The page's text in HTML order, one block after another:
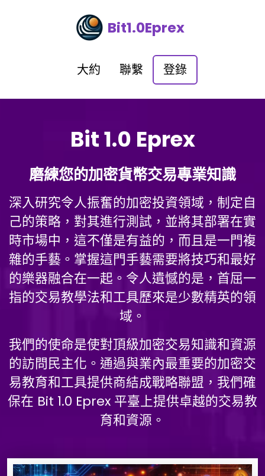
Bit1.0Eprex
大約 聯繫 登錄
Bit 1.0 Eprex
磨練您的加密貨幣交易專業知識
深入研究令人振奮的加密投資領域，制定自
己的策略，對其進行測試，並將其部署在實
時市場中，這不僅是有益的，而且是一門複
雜的手藝。掌握這門手藝需要將技巧和最好
的樂器融合在一起。令人遺憾的是，首屈一
指的交易教學法和工具歷來是少數精英的領
域。
我們的使命是使對頂級加密交易知識和資源
的訪問民主化。通過與業內最重要的加密交
易教育和工具提供商結成戰略聯盟，我們確
保在 Bit 1.0 Eprex 平臺上提供卓越的交易教
育和資源。